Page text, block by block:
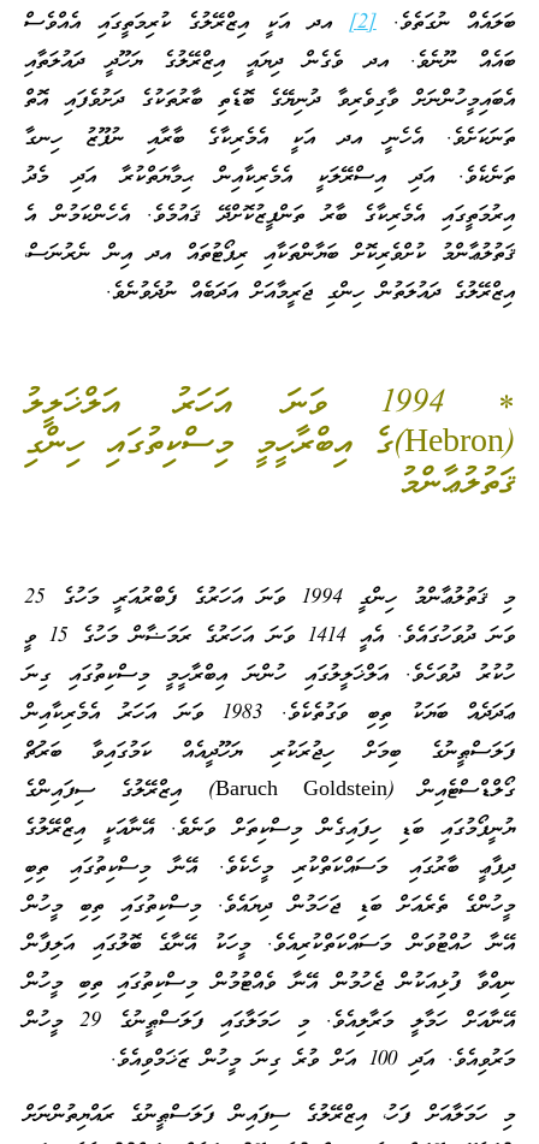
ބަލައެއް ނުގަތެވެ.[2]
އދ އަކީ އިޒްރޭލުގެ ކުރިމަތީގައި އެއްވެސް
ބައެއް ނޫނެވެ. އދ ވެގެން ދިޔައީ އިޒްރޭލުގެ ޔަހޫދީ ދައުލަތާއި
އެބައިމީހުންނަށް ވާގިވެރިވާ ދުނިޔޭގެ ބޮޑެތި ބާރުތަކުގެ ދަށުވެފައި އޮތް
ތަނަކަށެވެ. އެހެނީ އދ އަކީ އެމެރިކާގެ ބާރާއި ނުފޫޒު ހިނގާ
ތަނެކެވެ. އަދި އިސްރޭލަކީ އެމެރިކާއިން ޙިމާޔަތްކުރާ އަދި މެދު
އިރުމަތީގައި އެމެރިކާގެ ބާރު ތަންފީޒުކޮށްދޭ ޤައުމެވެ. އެހެންކަމުން އެ
ޤަތުލުޢާންމު ކުށްވެރިކޮށް ބަޔާންތަކާއި ރިޕޯޓުތައް އދ އިން ނެރުނަސް،
އިޒްރޭލުގެ ދައުލަތުން ހިންގި ޖަރީމާއަށް އަދަބެއް ނުދެވުނެވެ.
* 1994 ވަނަ އަހަރު އަލްޚަލީލު
(Hebron)ގެ އިބްރާހީމީ މިސްކިތުގައި ހިންގި
ޤަތުލުޢާންމު
މި ޤަތުލުޢާންމު ހިންގީ 1994 ވަނަ އަހަރުގެ ފެބްރުއަރީ މަހުގެ 25
ވަނަ ދުވަހުގައެވެ. އެއީ 1414 ވަނަ އަހަރުގެ ރަމަޟާން މަހުގެ 15 ވީ
ހުކުރު ދުވަހެވެ. އަލްޚަލީލުގައި ހުންނަ އިބްރާހީމީ މިސްކިތުގައި ގިނަ
ޢަދަދެއް ބަޔަކު ތިބި ވަގުތެކެވެ. 1983 ވަނަ އަހަރު އެމެރިކާއިން
ފަލަސްޠީނުގެ ބިމަށް ހިޖުރަކުރި ޔަހޫދީއެއް ކަމުގައިވާ ބަރުޗް
ގޯލްޑްސްޓެއިން (Baruch Goldstein) އިޒްރޭލުގެ ސިފައިންގެ
ޔުނީފޯމުގައި ބަޑި ހިފައިގެން މިސްކިތަށް ވަނެވެ. އޭނާއަކީ އިޒްރޭލުގެ
ދިފާޢީ ބާރުގައި މަސައްކަތްކުރި މީހެކެވެ. އޭނާ މިސްކިތުގައި ތިބި
މީހުންގެ ތެރެއަށް ބަޑި ޖަހަމުން ދިޔައެވެ. މިސްކިތުގައި ތިބި މީހުން
އޭނާ ހުއްޓުވަން މަސައްކަތްކުރިއެވެ. މީހަކު އޭނާގެ ބޮލުގައި އަލިފާން
ނިއްވާ ފުޅިއަކުން ޖެހުމުން އޭނާ ވެއްޓުމުން މިސްކިތުގައި ތިބި މީހުން
އޭނާއަށް ހަމާލީ މަރާލިއެވެ. މި ހަމަލާގައި ފަލަސްޠީނުގެ 29 މީހުން
މަރުވިއެވެ. އަދި 100 އަށް ވުރެ ގިނަ މީހުން ޒަޚަމްވިއެވެ.
މި ހަމަލާއަށް ފަހު، އިޒްރޭލުގެ ސިފައިން ފަލަސްޠީނުގެ ރައްޔިތުންނަށް